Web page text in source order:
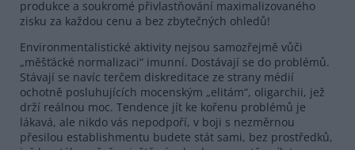
produkce a soukromé přivlastňování maximalizovaného
zisku za každou cenu a bez zbytečných ohledů!
Environmentalistické aktivity nejsou samozřejmě vůči
„měšťácké normalizaci“ imunní. Dostávají se do problémů.
Stávají se navíc terčem diskreditace ze strany médií
ochotně posluhujících mocenským „elitám“, oligarchii, jež
drží reálnou moc. Tendence jít ke kořenu problémů je
lákavá, ale nikdo vás nepodpoří, v boji s nezměrnou
přesilou establishmentu budete stát sami, bez prostředků,